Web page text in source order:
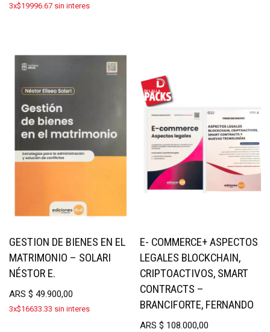
3x$19996.67 sin interes
GESTION DE BIENES EN EL
MATRIMONIO – SOLARI
NÉSTOR E.
ARS $ 49.900,00
3x$16633.33 sin interes
E- COMMERCE+ ASPECTOS
LEGALES BLOCKCHAIN,
CRIPTOACTIVOS, SMART
CONTRACTS –
BRANCIFORTE, FERNANDO
ARS$ 108.000,00